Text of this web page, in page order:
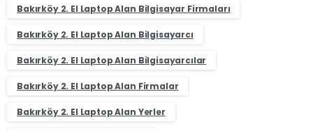
Bakırköy 2. El Laptop Alan Bilgisayar Firmaları
Bakırköy 2. El Laptop Alan Bilgisayarcı
Bakırköy 2. El Laptop Alan Bilgisayarcılar
Bakırköy 2. El Laptop Alan Firmalar
Bakırköy 2. El Laptop Alan Yerler